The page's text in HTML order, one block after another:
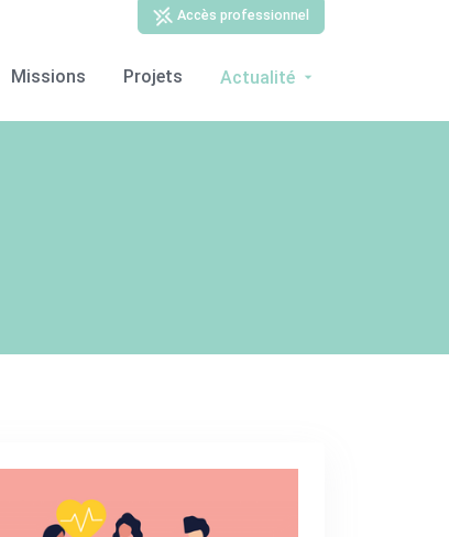
Accès professionnel
Missions Projets Actualité